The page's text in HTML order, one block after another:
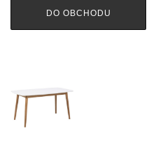
DO OBCHODU